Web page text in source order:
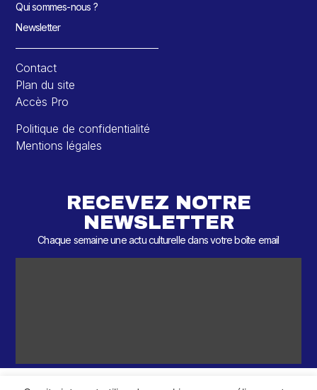
Qui sommes-nous ?
Newsletter
Contact
Plan du site
Accès Pro
Politique de confidentialité
Mentions légales
RECEVEZ NOTRE
NEWSLETTER
Chaque semaine une actu culturelle dans votre boîte email